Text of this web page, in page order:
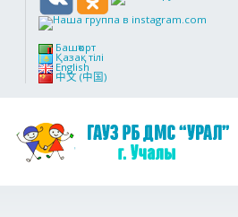
Башҡорт
Қазақ тілі
English
中文 (中国)